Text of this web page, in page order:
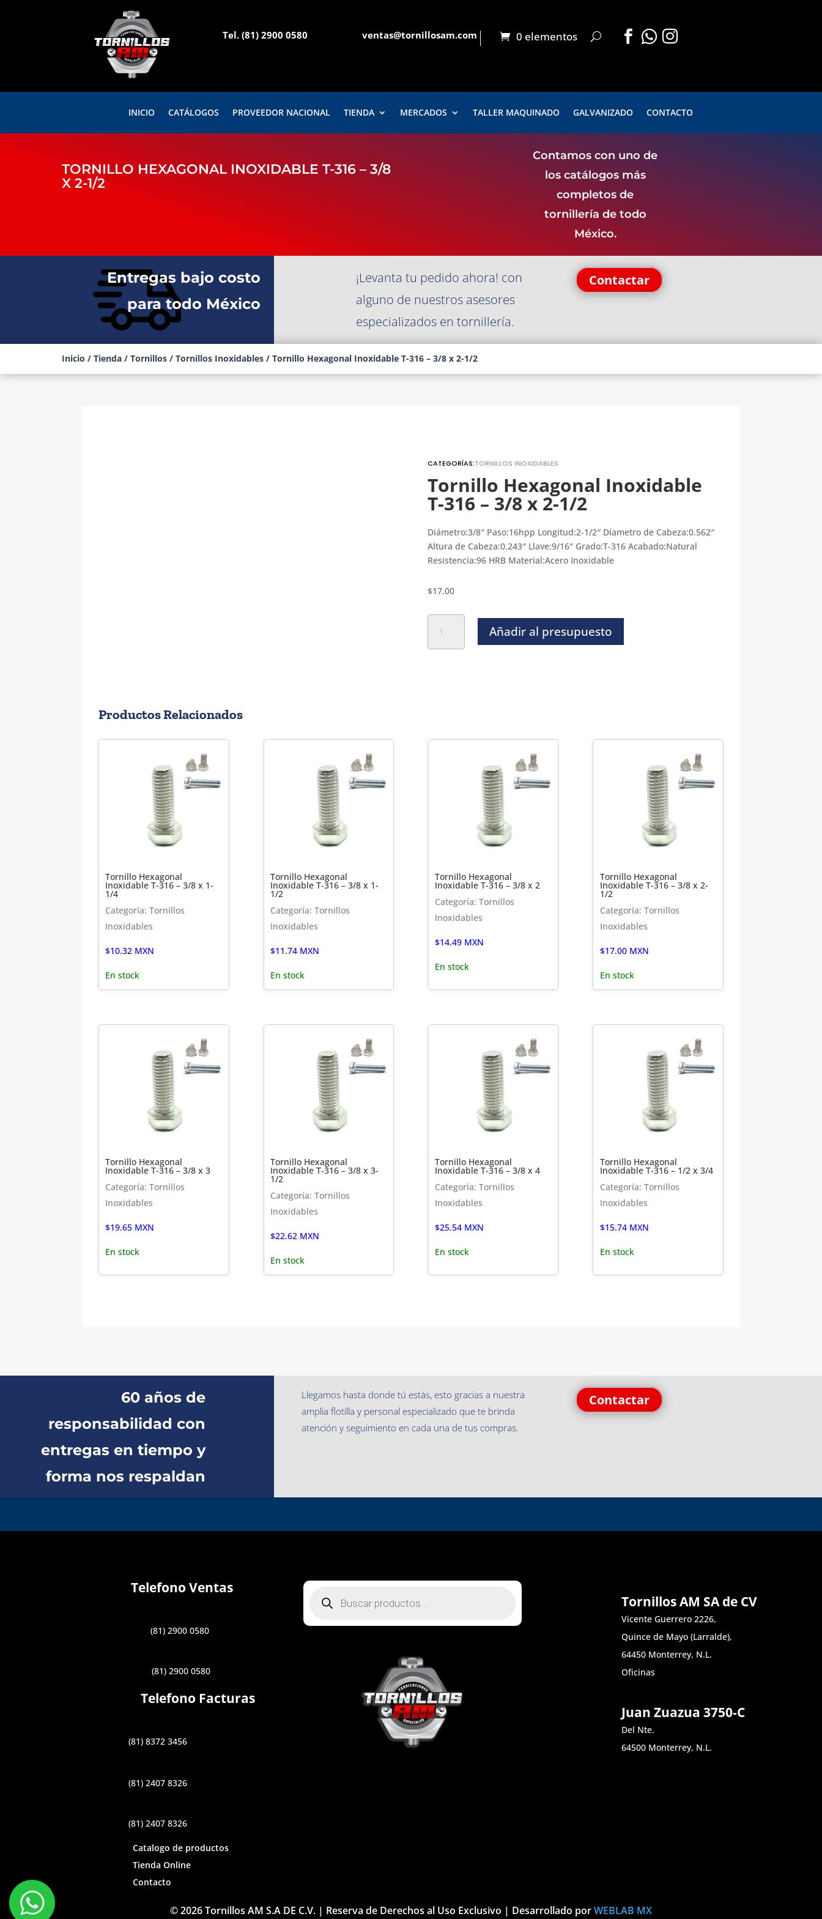
Tel. (81) 2900 0580 ventas@tornillosam.com 0 elementos  . .
INICIO CATÁLOGOS PROVEEDOR NACIONAL TIENDA MERCADOS TALLER MAQUINADO GALVANIZADO CONTACTO
TORNILLO HEXAGONAL INOXIDABLE T-316 – 3/8
X 2-1/2
Contamos con uno de
los catálogos más
completos de
tornillería de todo
México.
Entregas bajo costo
para todo México
¡Levanta tu pedido ahora! con
alguno de nuestros asesores
especializados en tornillería.
Contactar
Inicio / Tienda/ Tornillos/ Tornillos Inoxidables/ Tornillo Hexagonal Inoxidable T-316 – 3/8 x 2-1/2
CATEGORÍAS:TORNILLOS INOXIDABLES
Tornillo Hexagonal Inoxidable
T-316 – 3/8 x 2-1/2
Diámetro:3/8″ Paso:16hpp Longitud:2-1/2″ Diametro de Cabeza:0.562″
Altura de Cabeza:0.243″ Llave:9/16″ Grado:T-316 Acabado:Natural
Resistencia:96 HRB Material:Acero Inoxidable
$17.00
Hexagonal
Inoxidable
Añadir al presupuesto
Productos Relacionados
Tornillo Hexagonal
Inoxidable T-316 – 3/8 x 1-
1/4
Categoría: Tornillos
Inoxidables
$10.32 MXN
En stock
Tornillo Hexagonal
Inoxidable T-316 – 3/8 x 1-
1/2
Categoría: Tornillos
Inoxidables
$11.74MXN
En stock
Tornillo Hexagonal
Inoxidable T-316 – 3/8 x 2
Categoría: Tornillos
Inoxidables
$14.49 MXN
En stock
Tornillo Hexagonal
Inoxidable T-316 – 3/8 x 2-
1/2
Categoría: Tornillos
Inoxidables
$17.00MXN
En stock
Tornillo Hexagonal
Inoxidable T-316 – 3/8 x 3
Categoría: Tornillos
Inoxidables
$19.65 MXN
En stock
Tornillo Hexagonal
Inoxidable T-316 – 3/8 x 3-
1/2
Categoría: Tornillos
Inoxidables
$22.62MXN
En stock
Tornillo Hexagonal
Inoxidable T-316 – 3/8 x 4
Categoría: Tornillos
Inoxidables
$25.54 MXN
En stock
Tornillo Hexagonal
Inoxidable T-316 – 1/2 x 3/4
Categoría: Tornillos
Inoxidables
$15.74MXN
En stock
60 años de
responsabilidad con
entregas en tiempo y
forma nos respaldan
Llegamos hasta donde tú estás, esto gracias a nuestra
amplia flotilla y personal especializado que te brinda
atención y seguimiento en cada una de tus compras.
Contactar
Telefono Ventas
(81) 2900 0580
(81) 2900 0580
Telefono Facturas
(81) 8372 3456
(81) 2407 8326
(81) 2407 8326
Catalogo de productos
Tienda Online
Contacto
productos Tornillos AM SA de CV
Vicente Guerrero 2226,
Quince de Mayo (Larralde),
64450 Monterrey, N.L.
Oficinas
Juan Zuazua 3750-C
Del Nte.
64500 Monterrey, N.L.
© 2026 Tornillos AM S.A DE C.V. | Reserva de Derechos al Uso Exclusivo | Desarrollado porWEBLAB MX